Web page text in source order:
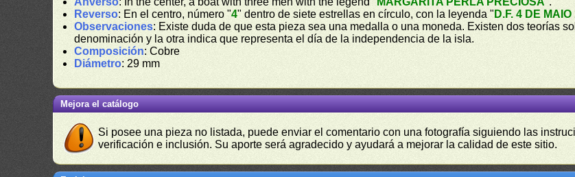
Reverso: En el centro, número "4" dentro de siete estrellas en círculo, con la leyenda " D.F. 4 DE MAIO
Observaciones: Existe duda de que esta pieza sea una medalla o una moneda. Existen dos teorías
denominación y la otra indica que representa el día de la independencia de la isla.
Composición: Cobre
Diámetro: 29 mm
Mejora el catálogo
Si posee una pieza no listada, puede enviar el comentario con una fotografía siguiendo las
verificación e inclusión. Su aporte será agradecido y ayudará a mejorar la calidad de este sitio.